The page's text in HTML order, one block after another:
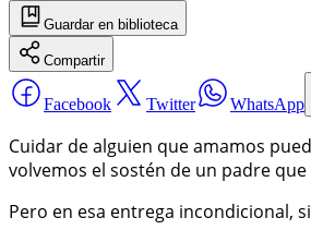
Guardar en biblioteca
Compartir
Facebook Twitter WhatsApp
Cuidar de alguien que amamos
volvemos el sostén de un padre
Pero en esa entrega incondicional,